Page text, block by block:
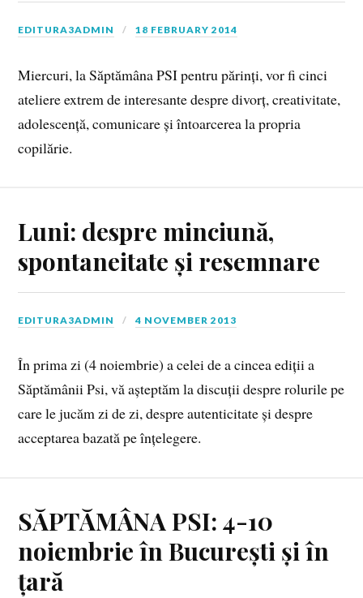
EDITURA3ADMIN 18 FEBRUARY 2014
Miercuri, la Săptămâna PSI pentru părinți, vor fi cinci
ateliere extrem de interesante despre divorț, creativitate,
adolescență, comunicare și întoarcerea la propria
copilărie.
Luni: despre minciună,
spontaneitate și resemnare
EDITURA3ADMIN 4 NOVEMBER 2013
În prima zi (4 noiembrie) a celei de a cincea ediții a
Săptămânii Psi, vă așteptăm la discuții despre rolurile pe
care le jucăm zi de zi, despre autenticitate și despre
acceptarea bazată pe înțelegere.
SĂPTĂMÂNA PSI: 4-10
noiembrie în București și în
țară